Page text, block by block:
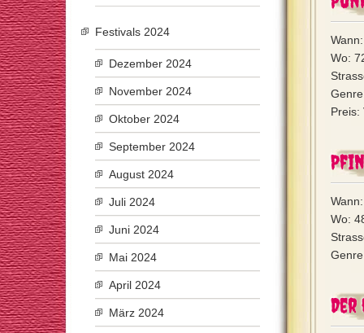
Wo:
Preis:
Wo:
Der
Festivals 2024
Dezember 2024
November 2024
Oktober 2024
September 2024
August 2024
Juli 2024
Juni 2024
Mai 2024
April 2024
März 2024